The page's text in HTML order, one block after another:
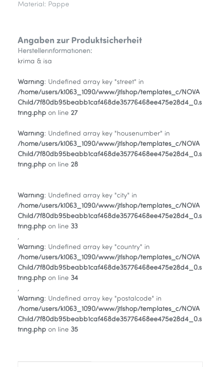
Material: Pappe
Angaben zur Produktsicherheit
Herstellerinformationen:
krima & isa
Warning: Undefined array key "street" in
/home/users/k1063_1090/www/jtlshop/templates_c/NOVA
Child/7f80db95beabb1caf468de35776468ee475e28d4_0.s
tring.php on line 27
Warning: Undefined array key "housenumber" in
/home/users/k1063_1090/www/jtlshop/templates_c/NOVA
Child/7f80db95beabb1caf468de35776468ee475e28d4_0.s
tring.php on line 28
Warning: Undefined array key "city" in
/home/users/k1063_1090/www/jtlshop/templates_c/NOVA
Child/7f80db95beabb1caf468de35776468ee475e28d4_0.s
tring.php on line 33
,
Warning: Undefined array key "country" in
/home/users/k1063_1090/www/jtlshop/templates_c/NOVA
Child/7f80db95beabb1caf468de35776468ee475e28d4_0.s
tring.php on line 34
,
Warning: Undefined array key "postalcode" in
/home/users/k1063_1090/www/jtlshop/templates_c/NOVA
Child/7f80db95beabb1caf468de35776468ee475e28d4_0.s
tring.php on line 35